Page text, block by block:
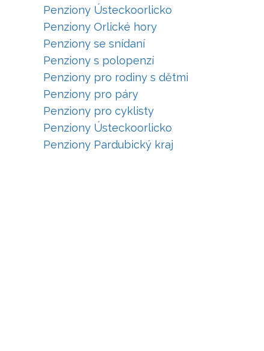
Penziony Ústeckoorlicko
Penziony Orlické hory
Penziony se snídaní
Penziony s polopenzí
Penziony pro rodiny s dětmi
Penziony pro páry
Penziony pro cyklisty
Penziony Ústeckoorlicko
Penziony Pardubický kraj